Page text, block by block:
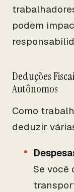
podem
Deduções
Autônomos
Como
deduzir
Se você